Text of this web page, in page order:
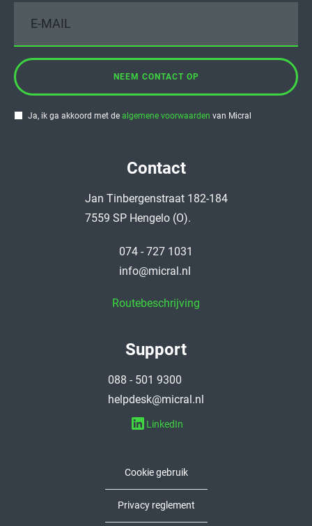
NEEM CONTACT OP
Ja, ik ga akkoord met de algemene voorwaarden van Micral
Contact
Jan Tinbergenstraat 182-184
7559 SP Hengelo (O).
074 - 727 1031
info@micral.nl
Routebeschrijving
Support
088 - 501 9300
helpdesk@micral.nl
LinkedIn
Cookie gebruik
Privacy reglement